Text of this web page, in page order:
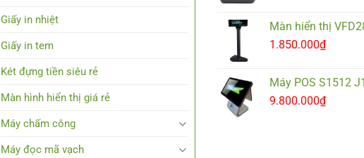
Giấy in nhiệt
Giấy in tem
Két đựng tiền siêu rẻ
Màn hình hiển thị giá rẻ
Máy chấm công
Máy đọc mã vạch
Màn hiển thị
1.850.000₫
Máy POS S1512
9.800.000₫